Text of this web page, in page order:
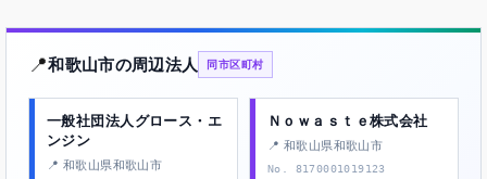
📍和歌山市の周辺法人 同市区町村
一般社団法人グロース・エ
ンジン
📍 和歌山県和歌山市
Ｎｏｗａｓｔｅ株式会社
📍 和歌山県和歌山市
No. 8170001019123